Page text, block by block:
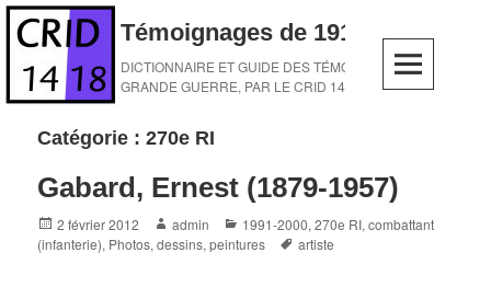
Skip
content
Témoignages de 1914-1918
DICTIONNAIRE ET GUIDE DES TÉMOINS DE LA
GRANDE GUERRE, PAR LE CRID 14-18
Catégorie :270e RI
Gabard, Ernest (1879-1957)
Posted
on
2 février 2012 Author
admin Categories
1991-2000,270e RI,combattant
(infanterie), Photos, dessins, peintures Tags
artiste